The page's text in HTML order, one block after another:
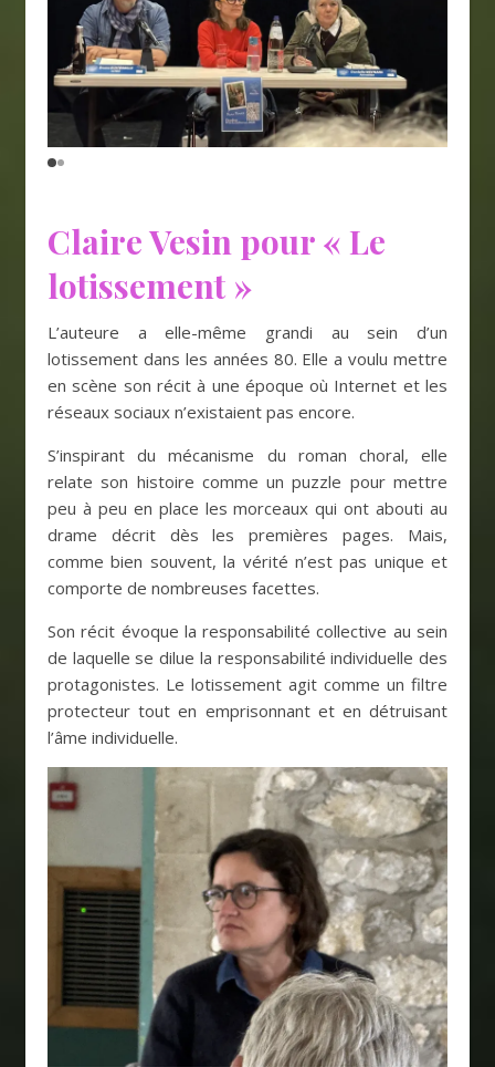
Claire Vesin pour « Le
lotissement »
L’auteure a elle-même grandi au sein d’un
lotissement dans les années 80. Elle a voulu mettre
en scène son récit à une époque où Internet et les
réseaux sociaux n’existaient pas encore.
S’inspirant du mécanisme du roman choral, elle
relate son histoire comme un puzzle pour mettre
peu à peu en place les morceaux qui ont abouti au
drame décrit dès les premières pages. Mais,
comme bien souvent, la vérité n’est pas unique et
comporte de nombreuses facettes.
Son récit évoque la responsabilité collective au sein
de laquelle se dilue la responsabilité individuelle des
protagonistes. Le lotissement agit comme un filtre
protecteur tout en emprisonnant et en détruisant
l’âme individuelle.